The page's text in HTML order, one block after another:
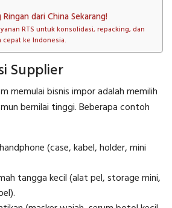
dari China Sekarang!
RTS untuk konsolidasi, repacking, dan
cepat ke Indonesia.
Supplier
memulai bisnis impor adalah memilih
bernilai tinggi. Beberapa contoh
(case, kabel, holder, mini
tangga kecil (alat pel, storage mini,